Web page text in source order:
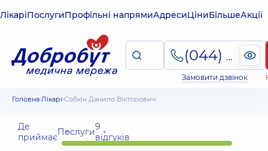
ЛікаріПослугиПрофільні напрямиАдресиЦіниБільшеАкції
(044) 495-2-888
Замовити дзвінок
Головна Лікарі Собкін Данило Вікторович
Де
приймаєПослуги9
відгуків